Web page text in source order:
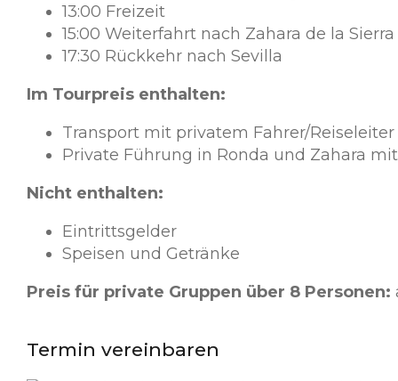
13:00 Freizeit
15:00 Weiterfahrt nach Zahara de la Sierra
17:30 Rückkehr nach Sevilla
Im Tourpreis enthalten:
Transport mit privatem Fahrer/
Private Führung in Ronda und Zahara
Nicht enthalten:
Eintrittsgelder
Speisen und Getränke
Preis für private Gruppen über 8 Personen:
Termin vereinbaren